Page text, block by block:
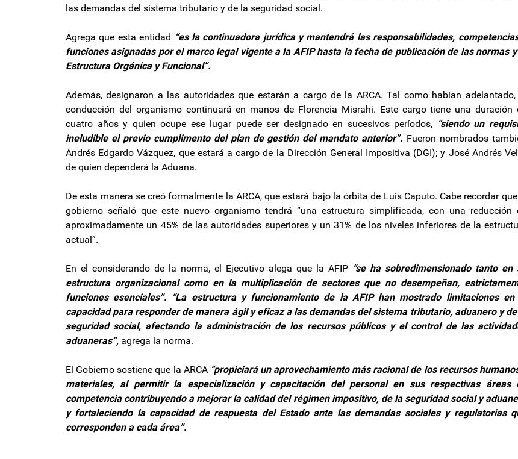
las demandas del sistema tributario y de la seguridad social.
Agrega que esta entidad “es la continuadora jurídica y mantendrá las responsabilidades,
funciones asignadas por el marco legal vigente a la AFIP hasta la fecha de publicación de las normas
Estructura Orgánica y Funcional”.
Además, designaron a las autoridades que estarán a cargo de la ARCA. Tal como habían adelantado,
conducción del organismo continuará en manos de Florencia Misrahi. Este cargo tiene una duración
cuatro años y quien ocupe ese lugar puede ser designado en sucesivos períodos, “siendo un
ineludible el previo cumplimento del plan de gestión del mandato anterior”. Fueron nombrados
Andrés Edgardo Vázquez, que estará a cargo de la Dirección General Impositiva (DGI); y José Andrés
de quien dependerá la Aduana.
De esta manera se creó formalmente la ARCA, que estará bajo la órbita de Luis Caputo. Cabe recordar
gobierno señaló que este nuevo organismo tendrá “una estructura simplificada, con una reducción
aproximadamente un 45% de las autoridades superiores y un 31% de los niveles inferiores de la
actual”.
En el considerando de la norma, el Ejecutivo alega que la AFIP “se ha sobredimensionado tanto en
estructura organizacional como en la multiplicación de sectores que no desempeñan,
funciones esenciales”. “La estructura y funcionamiento de la AFIP han mostrado limitaciones en
capacidad para responder de manera ágil y eficaz a las demandas del sistema tributario, aduanero y
seguridad social, afectando la administración de los recursos públicos y el control de las
aduaneras”, agrega la norma.
El Gobierno sostiene que la ARCA “propiciará un aprovechamiento más racional de los recursos
materiales, al permitir la especialización y capacitación del personal en sus respectivas áreas
competencia contribuyendo a mejorar la calidad del régimen impositivo, de la seguridad social y
y fortaleciendo la capacidad de respuesta del Estado ante las demandas sociales y regulatorias
corresponden a cada área”.